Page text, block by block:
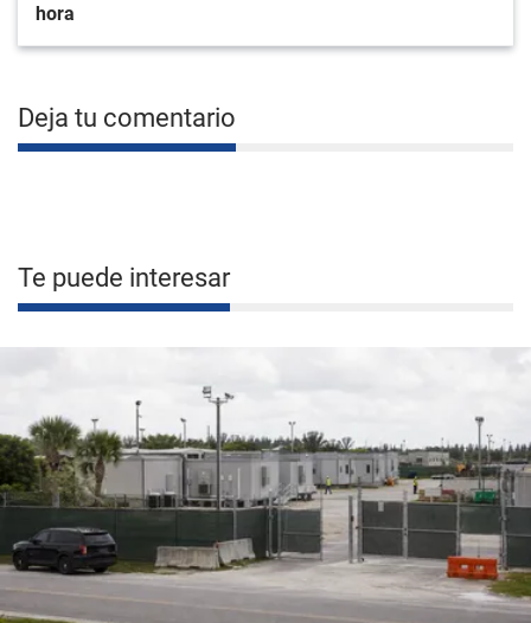
hora
Deja tu comentario
Te puede interesar